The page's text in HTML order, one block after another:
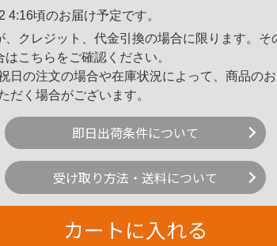
4:16頃のお届け予定です。
、クレジット、代金引換の場合に限ります。そ
はこちら をご確認ください。
日の注文の場合や在庫状況によって、商品の
だく場合がございます。
即日出荷条件について
受け取り方法・送料について
カートに入れる